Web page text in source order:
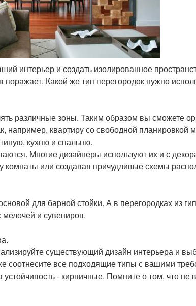
интерьер и создать изолированное
Какой же тип перегородок нужно
различные зоны. Таким образом вы сможете
квартиру со свободной планировкой
кухню и спальню.
Многие дизайнеры используют их и с
или создавая причудливые схемы
для барной стойки. А в перегородках из
мелочей и сувениров.
существующий дизайн интерьера и
соотнесите все подходящие типы с вашими
- кирпичные. Помните о том, что не